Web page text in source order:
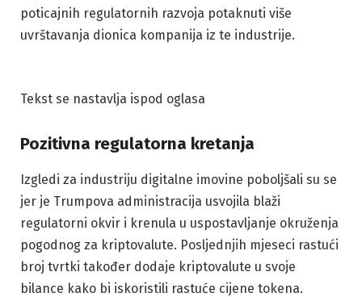
poticajnih regulatornih razvoja potaknuti više
uvrštavanja dionica kompanija iz te industrije.
Tekst se nastavlja ispod oglasa
Pozitivna regulatorna kretanja
Izgledi za industriju digitalne imovine poboljšali su se
jer je Trumpova administracija usvojila blaži
regulatorni okvir i krenula u uspostavljanje okruženja
pogodnog za kriptovalute. Posljednjih mjeseci rastući
broj tvrtki također dodaje kriptovalute u svoje
bilance kako bi iskoristili rastuće cijene tokena.